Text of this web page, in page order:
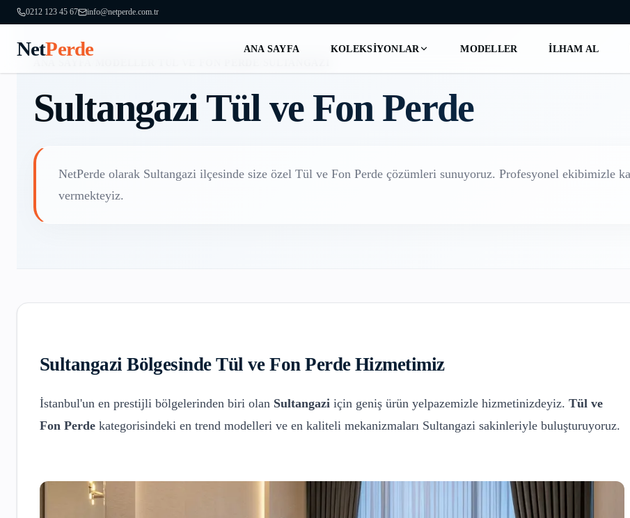
0212 123 45 67 info@netperde.com.tr
NetPerde ANA SAYFA KOLEKSIYONLAR MODELLER İLHAM AL
SultangaziTül ve Fon Perde
NetPerde olarak Sultangazi ilçesinde size özel Tül ve Fon Perde çözümleri sunuyoruz. Profesyonel ekibimizle
vermekteyiz.
SultangaziBölgesindeTül ve Fon PerdeHizmetimiz
İstanbul'un en prestijli bölgelerinden biri olan Sultangazi için geniş ürün yelpazemizle hizmetinizdeyiz. Tül ve
Fon Perde kategorisindeki en trend modelleri ve en kaliteli mekanizmaları Sultangazi sakinleriyle buluşturuyoruz.